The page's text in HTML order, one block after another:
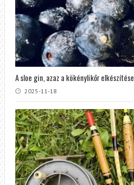
A sloe gin, azaz a kökénylikőr elkészítése
2025-11-18